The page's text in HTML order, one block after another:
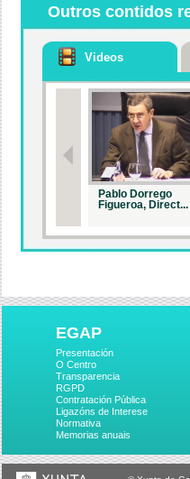
Outros contidos
Videos
Pablo Dorrego
Figueroa, Direct...
EGAP
Presentación
O Centro
Transparencia
RGPD
Contratación Pública
Ligazóns de Interese
Normativa
Memorias anuais